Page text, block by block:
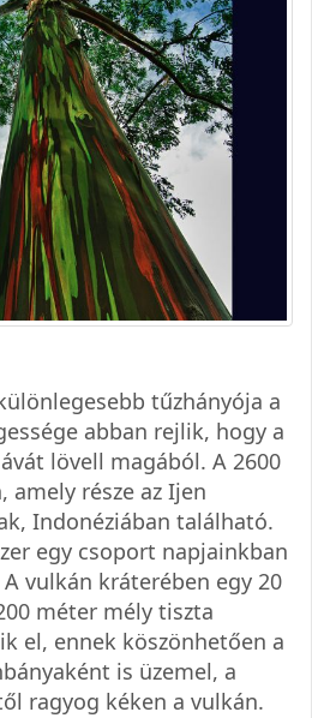
tűzhányója a
abban rejlik, hogy a
lövell magából. A 2600
amely része az Ijen
Indonéziában található.
egy csoport napjainkban
vulkán kráterében egy 20
méter mély tiszta
el, ennek köszönhetően a
is üzemel, a
ragyog kéken a vulkán.